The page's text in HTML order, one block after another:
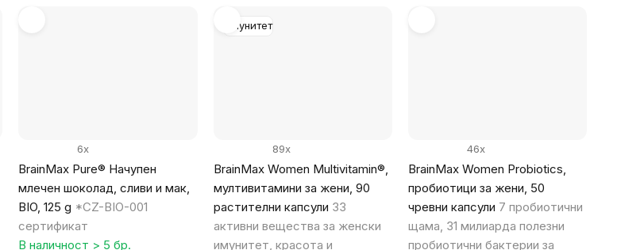
BrainMax Pure® Начупен
млечен шоколад, сливи и мак,
BIO, 125 g *CZ-BIO-001
сертификат
6x
В наличност > 5 бр.
Имунитет
BrainMax Women Multivitamin®,
мултивитамини за жени, 90
растителни капсули 33
активни вещества за женски
имунитет, красота и
89x
BrainMax Women Probiotics,
пробиотици за жени, 50
чревни капсули 7 пробиотични
щама, 31 милиарда полезни
пробиотични бактерии за
46x